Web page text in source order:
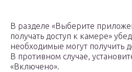
В разделе «Выберите
получать доступ к камере»
необходимые могут получить
В противном случае,
«Включено».